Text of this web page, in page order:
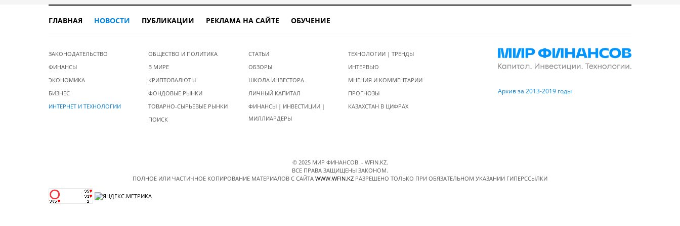
ГЛАВНАЯ НОВОСТИ ПУБЛИКАЦИИ РЕКЛАМА НА САЙТЕ ОБУЧЕНИЕ
ЗАКОНОДАТЕЛЬСТВО
ФИНАНСЫ
ЭКОНОМИКА
БИЗНЕС
ИНТЕРНЕТ И ТЕХНОЛОГИИ
ОБЩЕСТВО И ПОЛИТИКА
В МИРЕ
КРИПТОВАЛЮТЫ
ФОНДОВЫЕ РЫНКИ
ТОВАРНО-СЫРЬЕВЫЕ РЫНКИ
ПОИСК
СТАТЬИ
ОБЗОРЫ
ШКОЛА ИНВЕСТОРА
ЛИЧНЫЙ КАПИТАЛ
ФИНАНСЫ | ИНВЕСТИЦИИ |
МИЛЛИАРДЕРЫ
ТЕХНОЛОГИИ | ТРЕНДЫ
ИНТЕРВЬЮ
МНЕНИЯ И КОММЕНТАРИИ
ПРОГНОЗЫ
КАЗАХСТАН В ЦИФРАХ
Архив за 2013-2019 годы
© 2025 МИР ФИНАНСОВ - WFIN.KZ.
ВСЕ ПРАВА ЗАЩИЩЕНЫ ЗАКОНОМ.
ПОЛНОЕ ИЛИ ЧАСТИЧНОЕ КОПИРОВАНИЕ МАТЕРИАЛОВ C САЙТА WWW.WFIN.KZ РАЗРЕШЕНО ТОЛЬКО ПРИ ОБЯЗАТЕЛЬНОМ УКАЗАНИИ ГИПЕРССЫЛКИ